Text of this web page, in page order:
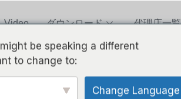
Video ダウンロード 代理店一覧
be speaking a different
to change to:
Change Language